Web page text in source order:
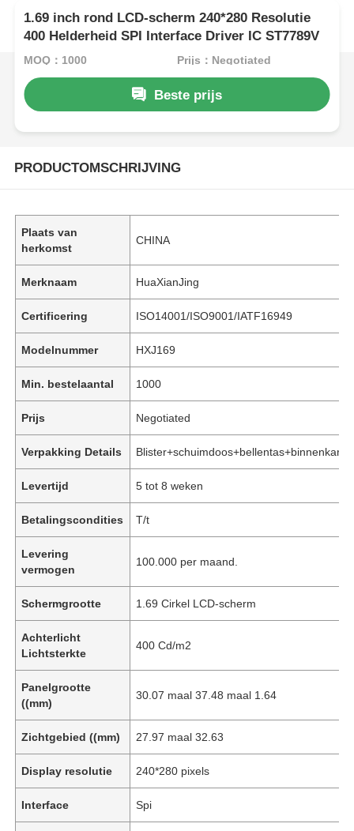
1.69 inch rond LCD-scherm 240*280 Resolutie
400 Helderheid SPI Interface Driver IC ST7789V
MOQ：1000 Prijs：Negotiated
Beste prijs
PRODUCTOMSCHRIJVING
Plaats van
herkomst
CHINA
Merknaam HuaXianJing
Certificering ISO14001/ISO9001/IATF16949
Modelnummer HXJ169
Min. bestelaantal 1000
Prijs Negotiated
Verpakking Details
Levertijd 5 tot 8 weken
Betalingscondities T/t
Levering
vermogen
100.000 per maand.
Schermgrootte 1.69 Cirkel LCD-scherm
Achterlicht
Lichtsterkte
400 Cd/m2
Panelgrootte
((mm)
30.07 maal 37.48 maal 1.64
Zichtgebied ((mm) 27.97 maal 32.63
Display resolutie 240*280 pixels
Interface Spi